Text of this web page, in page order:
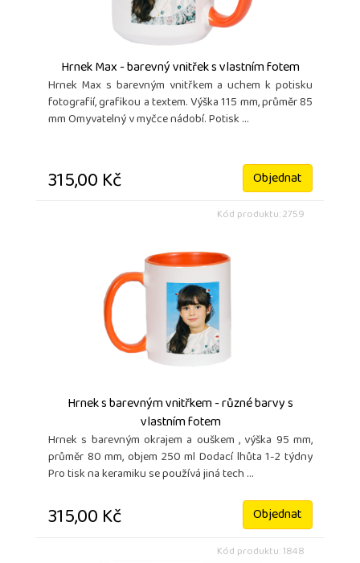
Hrnek Max - barevný vnitřek s vlastním fotem
Hrnek Max s barevným vnitřkem a uchem k potisku
fotografií, grafikou a textem. Výška 115 mm, průměr 85
mm Omyvatelný v myčce nádobí. Potisk ...
315,00 Kč Objednat
Kód produktu: 2759
Hrnek s barevným vnitřkem - různé barvy s
vlastním fotem
Hrnek s barevným okrajem a ouškem , výška 95 mm,
průměr 80 mm, objem 250 ml Dodací lhůta 1-2 týdny
Pro tisk na keramiku se používá jiná tech ...
315,00 Kč Objednat
Kód produktu: 1848